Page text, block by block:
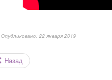
Опубликовано: 22 января 2019
Назад